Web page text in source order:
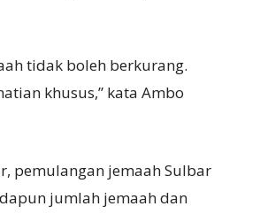
tidak boleh berkurang.
khusus,” kata Ambo
pemulangan jemaah Sulbar
jumlah jemaah dan